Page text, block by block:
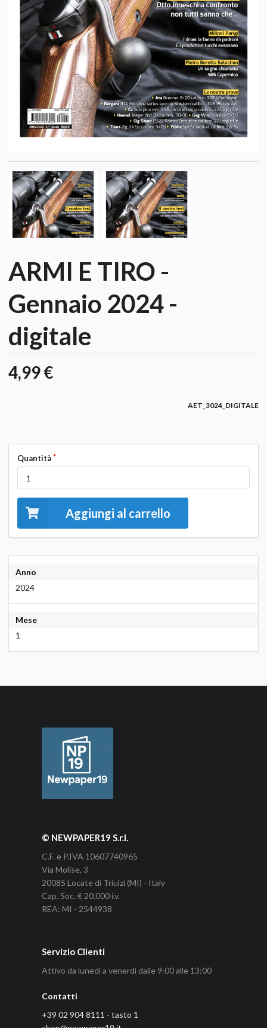
ARMI E TIRO -
Gennaio 2024 -
digitale
4,99 €
AET_3024_DIGITALE
Quantità
Aggiungi al carrello
Anno
2024
Mese
1
© NEWPAPER19 S.r.l.
C.F. e P.IVA 10607740965
Via Molise, 3
20085 Locate di Triulzi (MI) - Italy
Cap. Soc. € 20.000 i.v.
REA: MI - 2544938
Servizio Clienti
Attivo da lunedì a venerdì dalle 9:00 alle 13:00
Contatti
+39 02 904 8111 - tasto 1